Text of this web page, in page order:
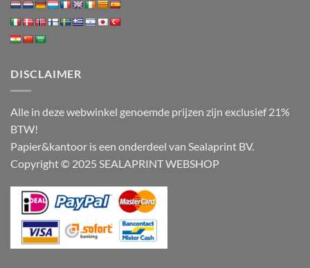
DISCLAIMER
Alle in deze webwinkel genoemde prijzen zijn exclusief 21%
BTW!
Papier&kantoor is een onderdeel van Sealaprint BV.
Copyright © 2025 SEALAPRINT WEBSHOP